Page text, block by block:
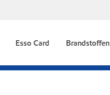
Esso Card Brandstoffen